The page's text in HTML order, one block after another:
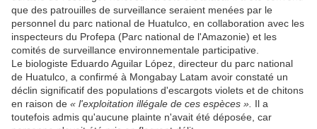
que des patrouilles de surveillance seraient menées par le
personnel du parc national de Huatulco, en collaboration avec les
inspecteurs du Profepa (Parc national de l'Amazonie) et les
comités de surveillance environnementale participative.
Le biologiste Eduardo Aguilar López, directeur du parc national
de Huatulco, a confirmé à Mongabay Latam avoir constaté un
déclin significatif des populations d'escargots violets et de chitons
en raison de « l'exploitation illégale de ces espèces ». Il a
toutefois admis qu'aucune plainte n'avait été déposée, car